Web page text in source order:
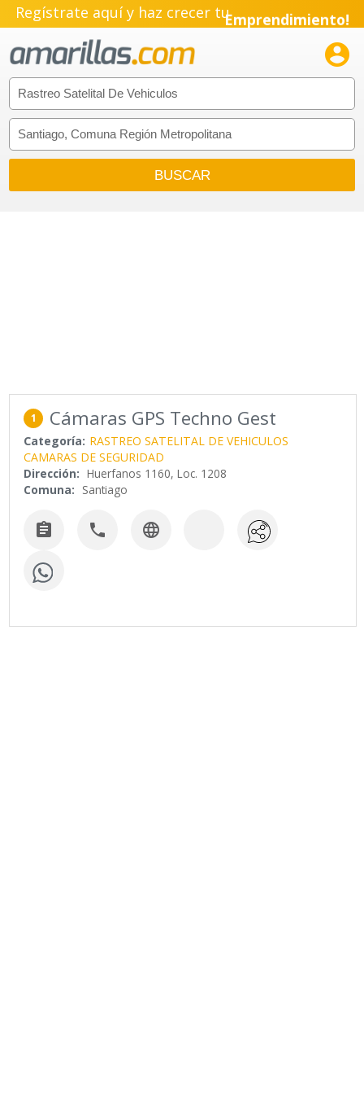
Regístrate aquí y haz crecer tuEmprendimiento!

1 Cámaras GPS Techno Gest
Categoría: RASTREO SATELITAL DE VEHICULOS
CAMARAS DE SEGURIDAD
Dirección: Huerfanos 1160, Loc. 1208
Comuna: Santiago
  